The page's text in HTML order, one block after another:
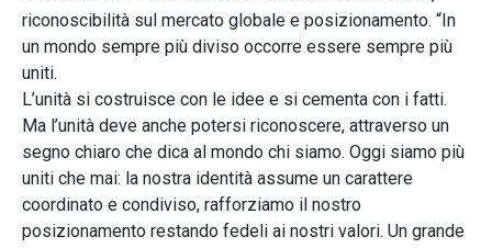
riconoscibilità sul mercato globale e posizionamento. “In
un mondo sempre più diviso occorre essere sempre più
uniti.
L’unità si costruisce con le idee e si cementa con i fatti.
Ma l’unità deve anche potersi riconoscere, attraverso un
segno chiaro che dica al mondo chi siamo. Oggi siamo più
uniti che mai: la nostra identità assume un carattere
coordinato e condiviso, rafforziamo il nostro
posizionamento restando fedeli ai nostri valori. Un grande